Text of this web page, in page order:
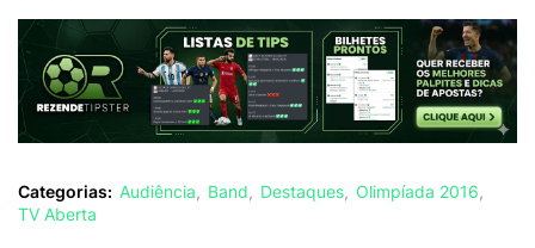
Categorias: Audiência Band Destaques Olimpíada 2016
TV Aberta